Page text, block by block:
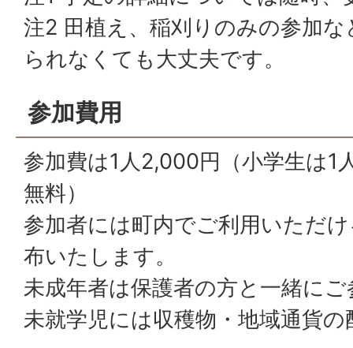
注2 田植え、稲刈りのみの参加
られなくても大丈夫です。
参加費用
参加費は1人2,000円（小学生は1
無料）
参加者には町内でご利用いただ
布いたします。
未成年者は保護者の方と一緒に
未就学児には収穫物・地域通貨